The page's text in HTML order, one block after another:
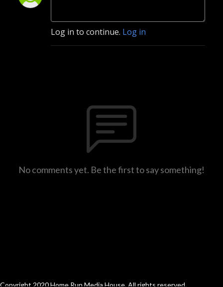
Log in to continue. Log in
No comments yet. Be the first to say something!
Copyright 2020 Home Run Media House. All rights reserved.